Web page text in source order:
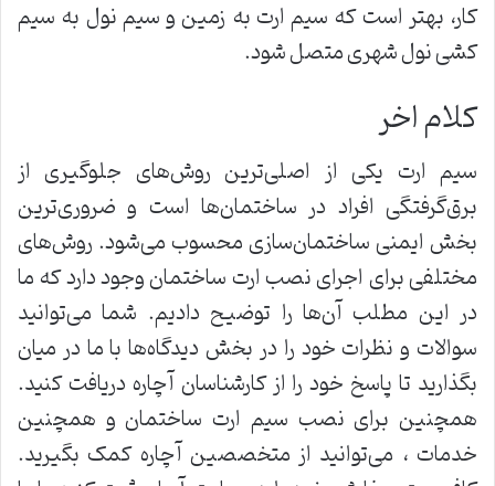
کار، بهتر است که سیم ارت به زمین و سیم نول به سیم
کشی نول شهری متصل شود.
کلام اخر
سیم ارت یکی از اصلی‌ترین روش‌های جلوگیری از
برق‌گرفتگی افراد در ساختمان‌ها است و ضروری‌ترین
بخش ایمنی ساختمان‌سازی محسوب می‌شود. روش‌های
مختلفی برای اجرای نصب ارت ساختمان وجود دارد که ما
در این مطلب آن‌ها را توضیح دادیم. شما می‌توانید
سوالات و نظرات خود را در بخش دیدگاه‌ها با ما در میان
بگذارید تا پاسخ خود را از کارشناسان آچاره دریافت کنید.
همچنین برای نصب سیم ارت ساختمان و همچنین
خدمات ، می‌توانید از متخصصین آچاره کمک بگیرید.